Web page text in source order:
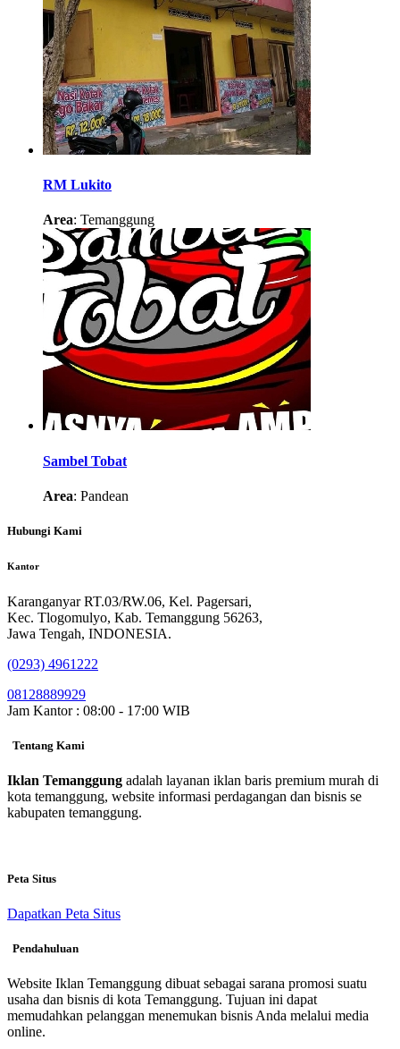
RM Lukito
Area: Temanggung
Sambel Tobat
Area: Pandean
Hubungi Kami
Kantor
Karanganyar RT.03/RW.06, Kel. Pagersari,
Kec. Tlogomulyo, Kab. Temanggung 56263,
Jawa Tengah, INDONESIA.
(0293) 4961222
08128889929
Jam Kantor : 08:00 - 17:00 WIB
Tentang Kami
Iklan Temanggung adalah layanan iklan baris premium murah di
kota temanggung, website informasi perdagangan dan bisnis se
kabupaten temanggung.
Peta Situs
Dapatkan Peta Situs
Pendahuluan
Website Iklan Temanggung dibuat sebagai sarana promosi suatu
usaha dan bisnis di kota Temanggung. Tujuan ini dapat
memudahkan pelanggan menemukan bisnis Anda melalui media
online.